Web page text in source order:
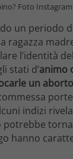
Foto
un periodo
ragazza
l’identità
stati d’animo
un
indizi
potrebbe
hanno